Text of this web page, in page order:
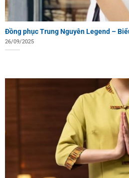
Đồng phục Trung Nguyên Legend –
26/09/2025